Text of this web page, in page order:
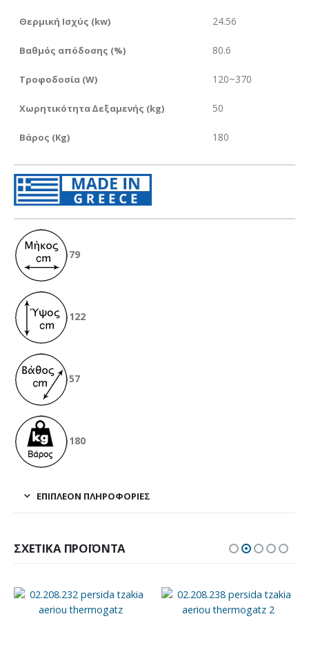
Θερµική Ισχύς (kw) 24.56
Βαθµός απόδοσης (%) 80.6
Τροφοδοσία (W) 120~370
Xωρητικότητα ∆εξαµενής (kg) 50
Βάρος (Kg) 180
79
122
57
180
ΕΠΙΠΛΈΟΝ ΠΛΗΡΟΦΟΡΊΕΣ
ΣΧΕΤΙΚΆ ΠΡΟΪΌΝΤΑ